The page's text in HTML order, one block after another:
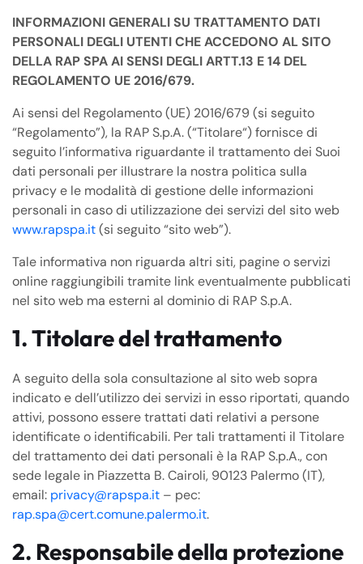
INFORMAZIONI GENERALI SU TRATTAMENTO DATI
PERSONALI DEGLI UTENTI CHE ACCEDONO AL SITO
DELLA RAP SPA AI SENSI DEGLI ARTT.13 E 14 DEL
REGOLAMENTO UE 2016/679.
Ai sensi del Regolamento (UE) 2016/679 (si seguito
“Regolamento”), la RAP S.p.A. (“Titolare“) fornisce di
seguito l’informativa riguardante il trattamento dei Suoi
dati personali per illustrare la nostra politica sulla
privacy e le modalità di gestione delle informazioni
personali in caso di utilizzazione dei servizi del sito web
www.rapspa.it(si seguito “sito web”).
Tale informativa non riguarda altri siti, pagine o servizi
online raggiungibili tramite link eventualmente pubblicati
nel sito web ma esterni al dominio di RAP S.p.A.
1. Titolare del trattamento
A seguito della sola consultazione al sito web sopra
indicato e dell’utilizzo dei servizi in esso riportati, quando
attivi, possono essere trattati dati relativi a persone
identificate o identificabili. Per tali trattamenti il Titolare
del trattamento dei dati personali è la RAP S.p.A., con
sede legale in Piazzetta B. Cairoli, 90123 Palermo (IT),
email: privacy@rapspa.it – pec:
rap.spa@cert.comune.palermo.it.
2. Responsabile della protezione